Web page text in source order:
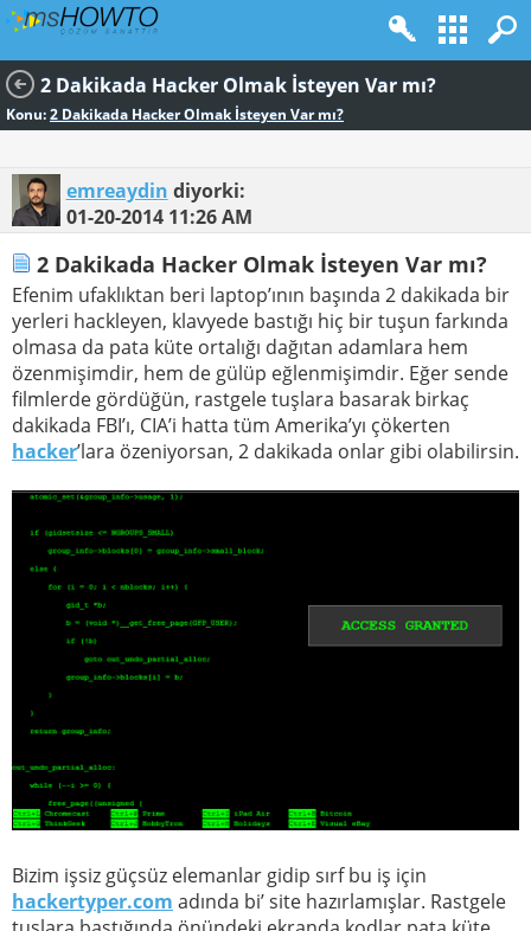
2 Dakikada Hacker Olmak İsteyen Var mı?
Konu:2 Dakikada Hacker Olmak İsteyen Var mı?
emreaydin diyorki:
01-20-2014 11:26 AM
2 Dakikada Hacker Olmak İsteyen Var mı?
Efenim ufaklıktan beri laptop’ının başında 2 dakikada bir
yerleri hackleyen, klavyede bastığı hiç bir tuşun farkında
olmasa da pata küte ortalığı dağıtan adamlara hem
özenmişimdir, hem de gülüp eğlenmişimdir. Eğer sende
filmlerde gördüğün, rastgele tuşlara basarak birkaç
dakikada FBI’ı, CIA’i hatta tüm Amerika’yı çökerten
hacker’lara özeniyorsan, 2 dakikada onlar gibi olabilirsin.
Bizim işsiz güçsüz elemanlar gidip sırf bu iş için
hackertyper.com adında bi’ site hazırlamışlar. Rastgele